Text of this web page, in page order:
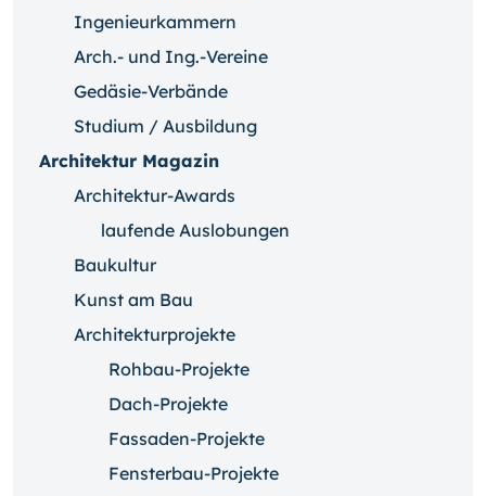
Ingenieurkammern
Arch.- und Ing.-Vereine
Gedäsie-Verbände
Studium / Ausbildung
Architektur Magazin
Architektur-Awards
laufende Auslobungen
Baukultur
Kunst am Bau
Architekturprojekte
Rohbau-Projekte
Dach-Projekte
Fassaden-Projekte
Fensterbau-Projekte